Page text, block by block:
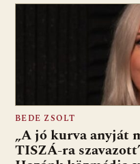
BEDE ZSOLT
„A jó kurva anyját
TISZÁ-ra